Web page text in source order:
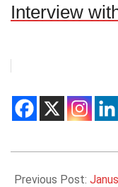
Interview
03-
Previous Post: